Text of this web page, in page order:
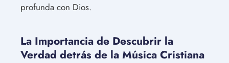
profunda con Dios.
La Importancia de Descubrir la
Verdad detrás de la Música Cristiana